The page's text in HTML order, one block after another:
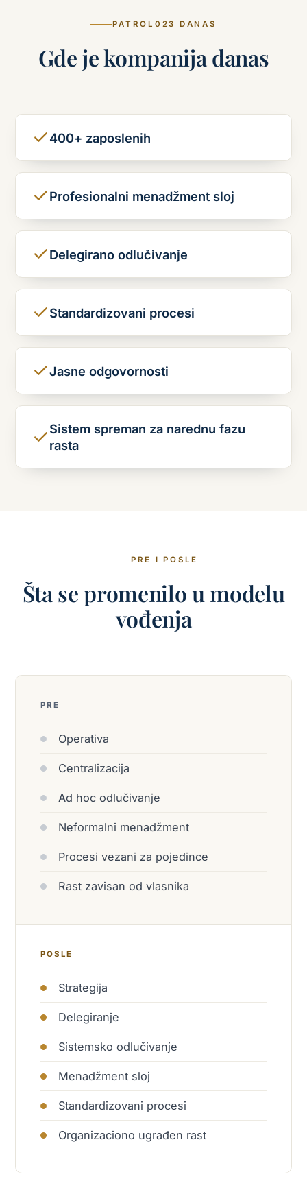
PATROL023 DANAS
Gde je kompanija danas
400+ zaposlenih
Profesionalni menadžment sloj
Delegirano odlučivanje
Standardizovani procesi
Jasne odgovornosti
Sistem spreman za narednu fazu
rasta
PRE I POSLE
Šta se promenilo u modelu
vođenja
PRE
Operativa
Centralizacija
Ad hoc odlučivanje
Neformalni menadžment
Procesi vezani za pojedince
Rast zavisan od vlasnika
POSLE
Strategija
Delegiranje
Sistemsko odlučivanje
Menadžment sloj
Standardizovani procesi
Organizaciono ugrađen rast